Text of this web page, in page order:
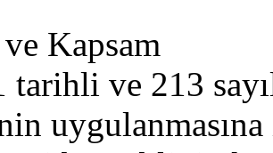
Kapsam
tarihli ve 213